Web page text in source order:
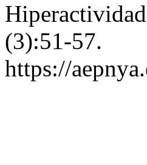
(3):51-57.
https://